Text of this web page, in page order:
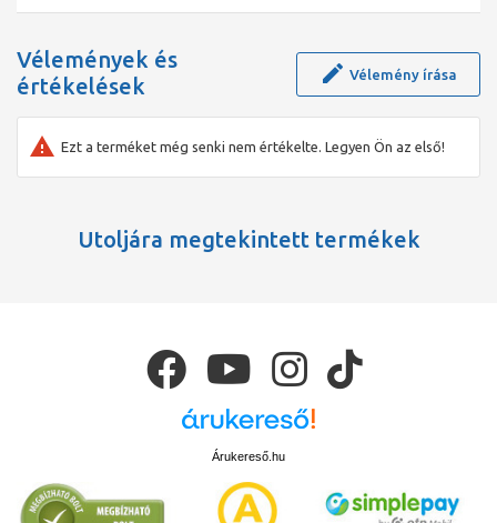
Vélemények és
értékelések
Vélemény írása
Ezt a terméket még senki nem értékelte. Legyen Ön az első!
Utoljára megtekintett termékek
Árukereső.hu